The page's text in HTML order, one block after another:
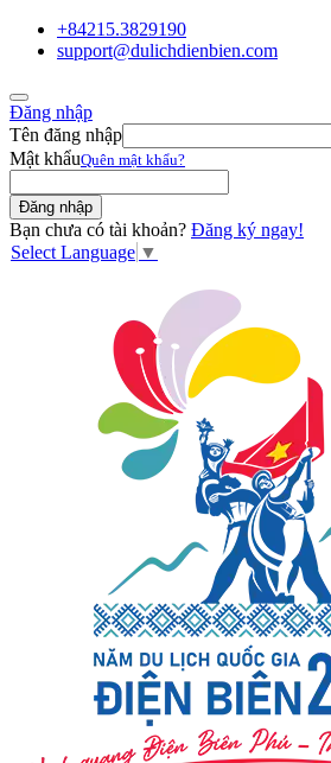
+84215.3829190
support@dulichdienbien.com
Đăng nhập
Tên đăng nhập
Mật khẩuQuên mật khẩu?
Bạn chưa có tài khoản? Đăng ký ngay!
Select Language ▼